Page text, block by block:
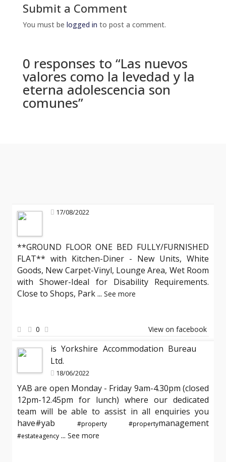
Submit a Comment
You must be logged in to post a comment.
0 responses to “Las nuevos
valores como la levedad y la
eterna adolescencia son
comunes”
17/08/2022
**GROUND FLOOR ONE BED FULLY/FURNISHED
FLAT** with Kitchen-Diner - New Units, White
Goods, New Carpet-Vinyl, Lounge Area, Wet Room
with Shower-Ideal for Disability Requirements.
Close to Shops, Park... See more
0 View on facebook
is Yorkshire Accommodation Bureau
Ltd.
18/06/2022
YAB are open Monday - Friday 9am-4.30pm (closed
12pm-12.45pm for lunch) where our dedicated
team will be able to assist in all enquiries you
have#yab
#property #propertymanagement
#estateagency ... See more